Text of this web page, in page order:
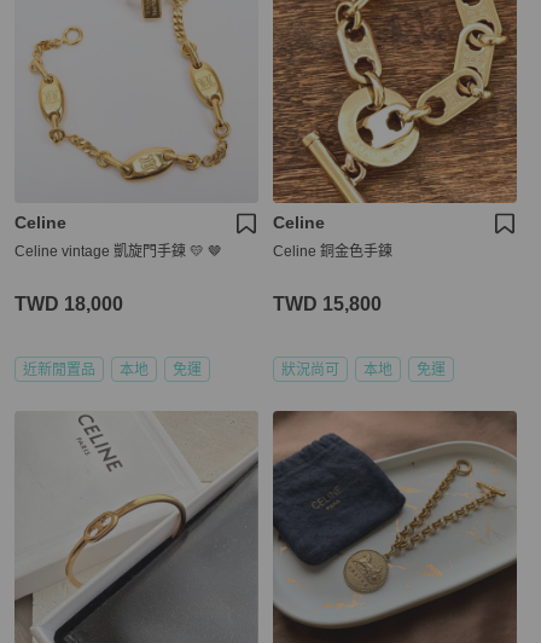
Celine
Celine vintage 凱旋門手鍊 💛 🤎
TWD 18,000
近新閒置品 本地 免運
Celine
Celine 銅金色手鍊
TWD 15,800
狀況尚可 本地 免運